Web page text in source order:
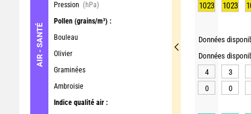
AIR - SANTÉ
Pression (hPa)
Pollen (grains/m³) :
Bouleau
Olivier
Graminées
Ambroisie
Indice qualité air :
1023 1023
Données
Données
4
3
0
0